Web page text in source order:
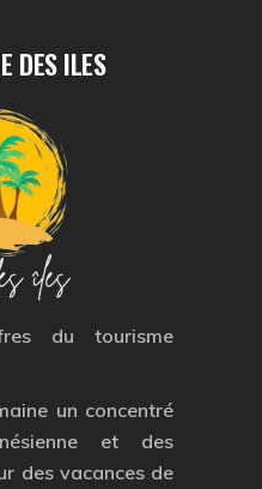
DES ILES
du tourisme
un concentré
et des
des vacances de